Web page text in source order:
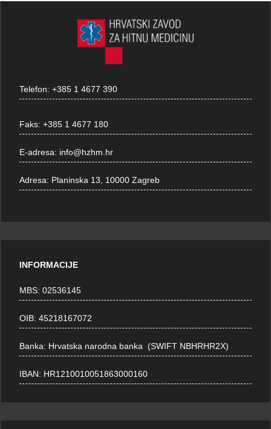
Telefon:+385 1 4677 390
Faks:+385 1 4677 180
E-adresa: info@hzhm.hr
Adresa: Planinska 13, 10000 Zagreb
INFORMACIJE
MBS: 02536145
OIB: 45218167072
Banka: Hrvatska narodna banka (SWIFT NBHRHR2X)
IBAN: HR1210010051863000160